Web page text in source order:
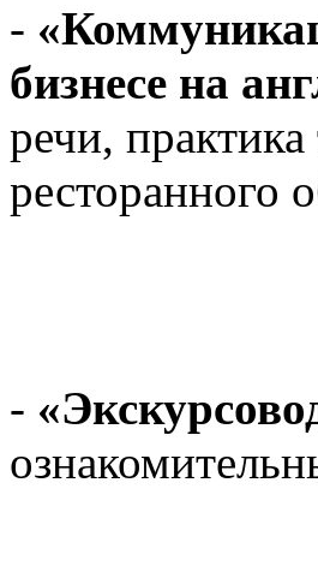
-
бизнесе на
речи,
ресторанного
-